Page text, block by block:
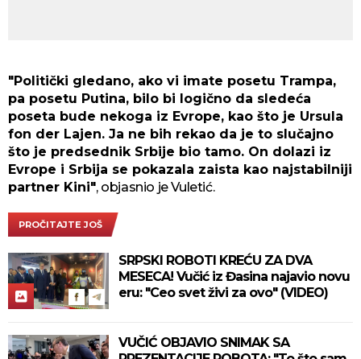
"Politički gledano, ako vi imate posetu Trampa,
pa posetu Putina, bilo bi logično da sledeća
poseta bude nekoga iz Evrope, kao što je Ursula
fon der Lajen. Ja ne bih rekao da je to slučajno
što je predsednik Srbije bio tamo. On dolazi iz
Evrope i Srbija se pokazala zaista kao najstabilniji
partner Kini", objasnio je Vuletić.
PROČITAJTE JOŠ
SRPSKI ROBOTI KREĆU ZA DVA
MESECA! Vučić iz Đasina najavio novu
eru: "Ceo svet živi za ovo" (VIDEO)
VUČIĆ OBJAVIO SNIMAK SA